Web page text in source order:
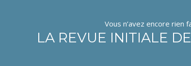
Vous n’avez encore rien
LA REVUE INITIALE